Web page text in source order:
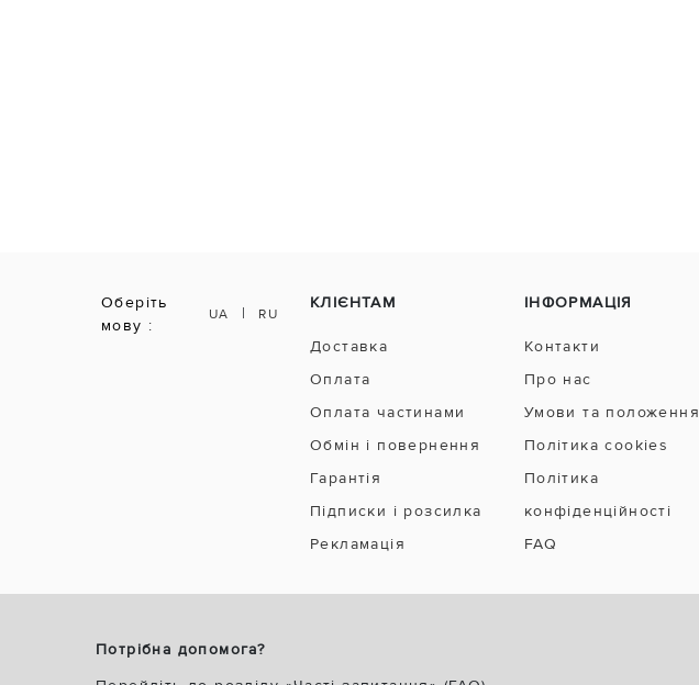
Оберіть
мову :
UA | RU
КЛІЄНТАМ
Доставка
Оплата
Оплата частинами
Обмін і повернення
Гарантія
Підписки і розсилка
Рекламація
ІНФОРМАЦІЯ
Контакти
Про нас
Умови та положення
Політика cookies
Політика
конфіденційності
FAQ
Потрібна допомога?